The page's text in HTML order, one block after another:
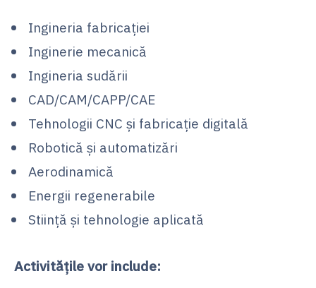
Ingineria fabricației
Inginerie mecanică
Ingineria sudării
CAD/CAM/CAPP/CAE
Tehnologii CNC și fabricație digitală
Robotică și automatizări
Aerodinamică
Energii regenerabile
Stiință și tehnologie aplicată
Activitățile vor include: